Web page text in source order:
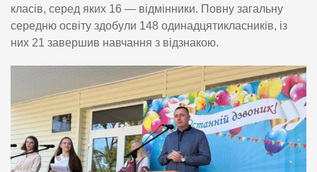
класів, серед яких 16 — відмінники. Повну загальну
середню освіту здобули 148 одинадцятикласників, із
них 21 завершив навчання з відзнакою.